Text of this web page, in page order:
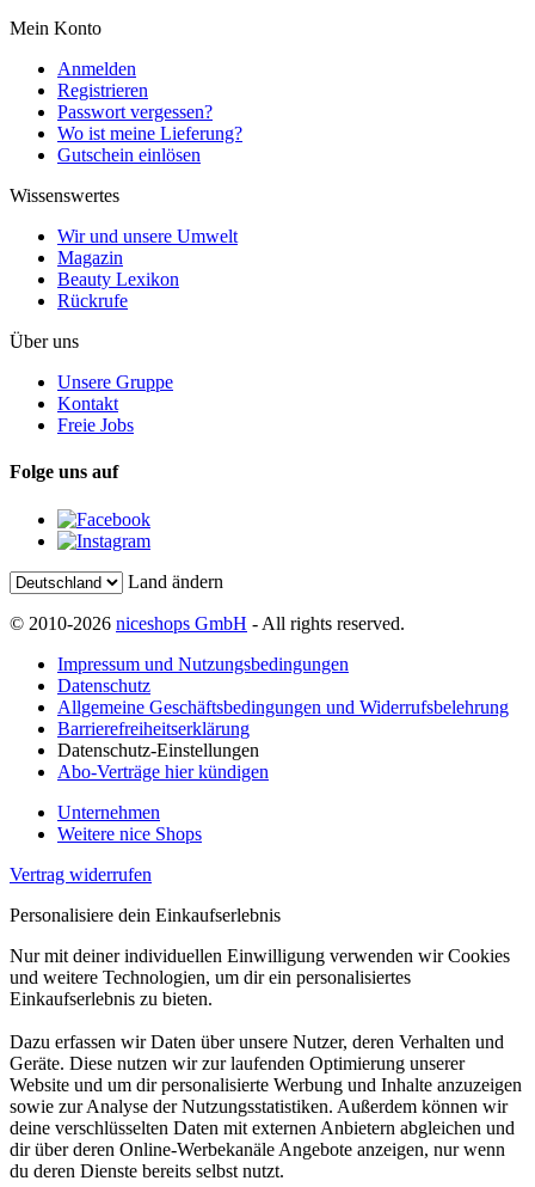
Mein Konto
Anmelden
Registrieren
Passwort vergessen?
Wo ist meine Lieferung?
Gutschein einlösen
Wissenswertes
Wir und unsere Umwelt
Magazin
Beauty Lexikon
Rückrufe
Über uns
Unsere Gruppe
Kontakt
Freie Jobs
Folge uns auf
Land ändern
© 2010-2026 niceshops GmbH - All rights reserved.
Impressum und Nutzungsbedingungen
Datenschutz
Allgemeine Geschäftsbedingungen und Widerrufsbelehrung
Barrierefreiheitserklärung
Datenschutz-Einstellungen
Abo-Verträge hier kündigen
Unternehmen
Weitere nice Shops
Vertrag widerrufen
Personalisiere dein Einkaufserlebnis
Nur mit deiner individuellen Einwilligung verwenden wir Cookies
und weitere Technologien, um dir ein personalisiertes
Einkaufserlebnis zu bieten.
Dazu erfassen wir Daten über unsere Nutzer, deren Verhalten und
Geräte. Diese nutzen wir zur laufenden Optimierung unserer
Website und um dir personalisierte Werbung und Inhalte anzuzeigen
sowie zur Analyse der Nutzungsstatistiken. Außerdem können wir
deine verschlüsselten Daten mit externen Anbietern abgleichen und
dir über deren Online-Werbekanäle Angebote anzeigen, nur wenn
du deren Dienste bereits selbst nutzt.